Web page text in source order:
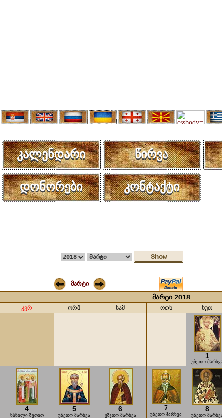
კალენდარი წირვა
დონორები კონტაქტი
მარტი
მარტი 2018
კვრ ორშ სამ ოთხ ხუთ
1
უზეთო
4
ხსნილი ზეთით
5
უზეთო მარხვა
6
უზეთო მარხვა
7
უზეთო მარხვა
8
უზეთო